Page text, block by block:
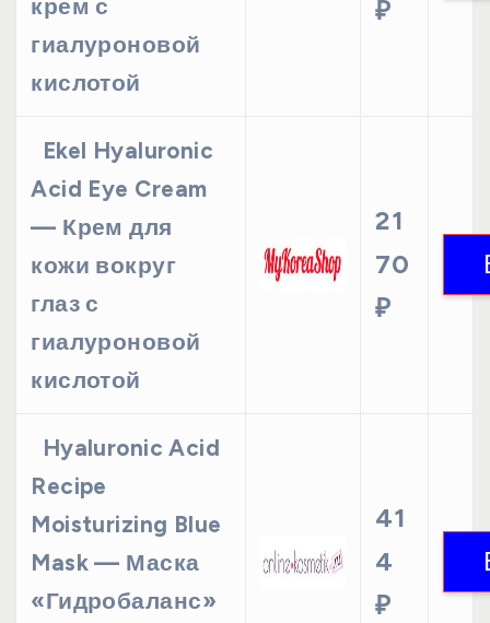
крем с
гиалуроновой
кислотой
₽
Ekel Hyaluronic
Acid Eye Cream
— Крем для
кожи вокруг
глаз с
гиалуроновой
кислотой
21
70
₽
Hyaluronic Acid
Recipe
Moisturizing Blue
Mask — Маска
«Гидробаланс»
41
4
₽